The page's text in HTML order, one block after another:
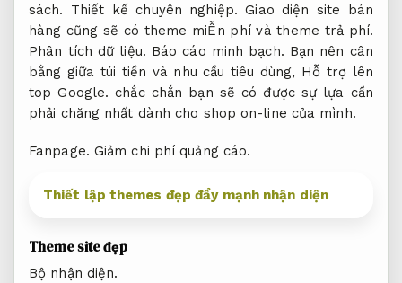
sách.
Thiết kế chuyên nghiệp. Giao diện site bán
hàng cũng sẽ có theme miỄn phí và theme trả phí.
Phân tích dữ liệu. Báo cáo minh bạch. Bạn nên cân
bằng giữa túi tiền và nhu cầu tiêu dùng, Hỗ trợ lên
top Google. chắc chắn bạn sẽ có được sự lựa cần
phải chăng nhất dành cho shop on-line của mình.
Fanpage. Giảm chi phí quảng cáo.
Thiết lập themes đẹp đẩy mạnh nhận diện
Theme site đẹp
Bộ nhận diện.